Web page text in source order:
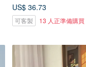
US$ 36.73
可客製 13 人正準備購買